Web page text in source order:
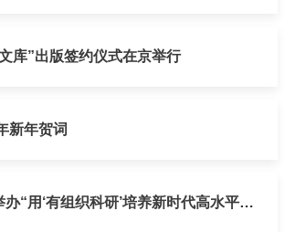
库”出版签约仪式在京举行
新年贺词
办“用‘有组织科研’培养新时代高水平教